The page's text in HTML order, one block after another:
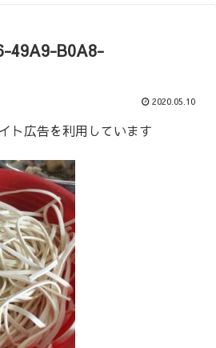
49A9-B0A8-
2020.05.10
ト広告を利用しています